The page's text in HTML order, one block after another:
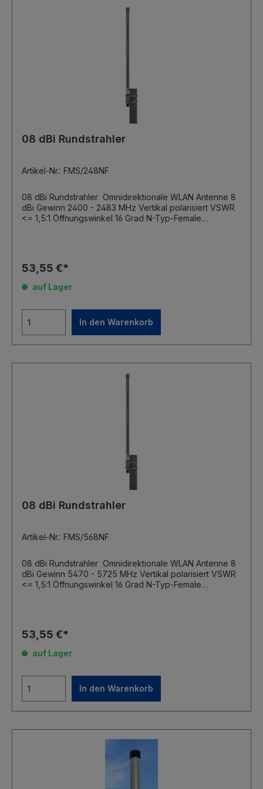
08 dBi Rundstrahler
Artikel-Nr.: FMS/248NF
08 dBi Rundstrahler Omnidirektionale WLAN Antenne 8
dBi Gewinn 2400 - 2483 MHz Vertikal polarisiert VSWR
<= 1,5:1 Öffnungswinkel 16 Grad N-Typ-Female
53,55 €*
auf Lager
In den Warenkorb
08 dBi Rundstrahler
Artikel-Nr.: FMS/568NF
08 dBi Rundstrahler Omnidirektionale WLAN Antenne 8
dBi Gewinn 5470 - 5725 MHz Vertikal polarisiert VSWR
<= 1,5:1 Öffnungswinkel 16 Grad N-Typ-Female
53,55 €*
auf Lager
In den Warenkorb